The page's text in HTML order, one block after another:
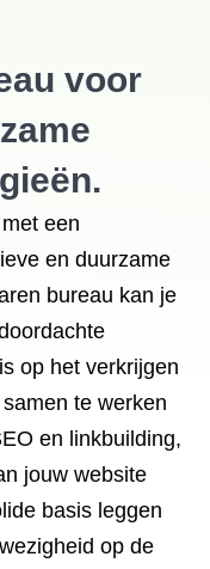
voor
een
en duurzame
bureau kan je
op het verkrijgen
te werken
en linkbuilding,
jouw website
basis leggen
op de